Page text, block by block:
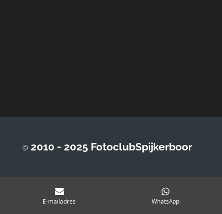
© 2010 - 2025 FotoclubSpijkerboor
E-mailadres WhatsApp